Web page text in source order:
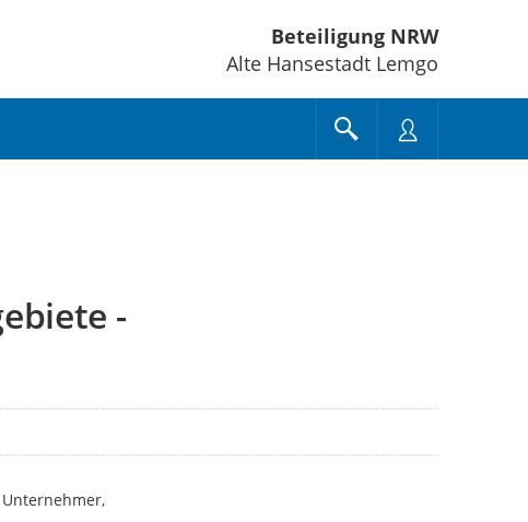
Beteiligung NRW
Alte Hansestadt Lemgo
-